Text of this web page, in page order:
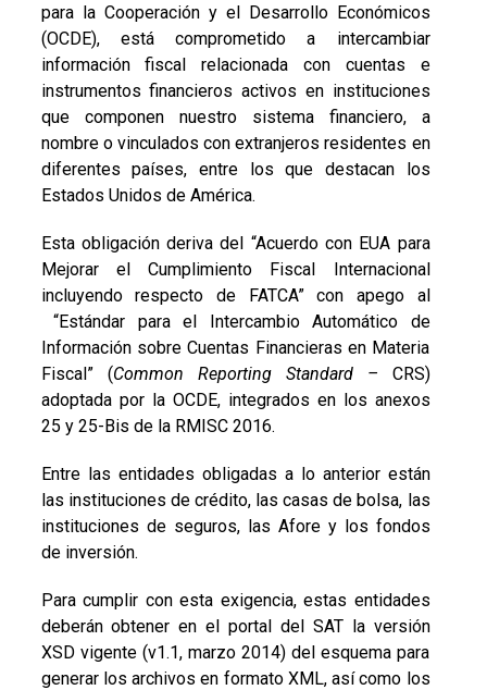
para la Cooperación y el Desarrollo Económicos
(OCDE), está comprometido a intercambiar
información fiscal relacionada con cuentas e
instrumentos financieros activos en instituciones
que componen nuestro sistema financiero, a
nombre o vinculados con extranjeros residentes en
diferentes países, entre los que destacan los
Estados Unidos de América.
Esta obligación deriva del “Acuerdo con EUA para
Mejorar el Cumplimiento Fiscal Internacional
incluyendo respecto de FATCA” con apego al
“Estándar para el Intercambio Automático de
Información sobre Cuentas Financieras en Materia
Fiscal” (Common Reporting Standard – CRS)
adoptada por la OCDE, integrados en los anexos
25 y 25-Bis de la RMISC 2016.
Entre las entidades obligadas a lo anterior están
las instituciones de crédito, las casas de bolsa, las
instituciones de seguros, las Afore y los fondos
de inversión.
Para cumplir con esta exigencia, estas entidades
deberán obtener en el portal del SAT la versión
XSD vigente (v1.1, marzo 2014) del esquema para
generar los archivos en formato XML, así como los